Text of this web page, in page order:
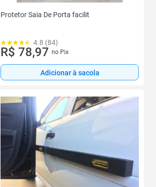
Protetor Saia De Porta facilit
4.8 (84)
R$ 78,97 no Pix
Adicionar à sacola